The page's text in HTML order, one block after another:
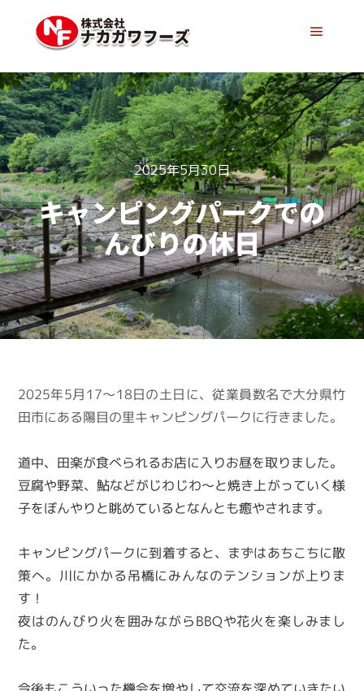
2025年5月30日
キャンピングパークでの
んびりの休日
2025年5月17～18日の土日に、従業員数名で大分県竹
田市にある陽目の里キャンピングパークに行きました。
道中、田楽が食べられるお店に入りお昼を取りました。
豆腐や野菜、鮎などがじわじわ～と焼き上がっていく様
子をぼんやりと眺めているとなんとも癒やされます。
キャンピングパークに到着すると、まずはあちこちに散
策へ。川にかかる吊橋にみんなのテンションが上りま
す！
夜はのんびり火を囲みながらBBQや花火を楽しみまし
た。